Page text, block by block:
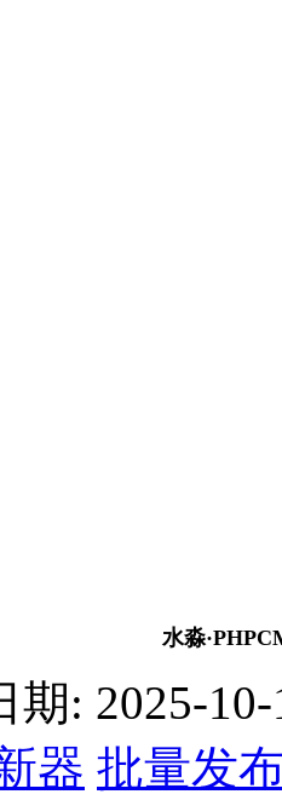
水淼
期: 2025-
器 批量发